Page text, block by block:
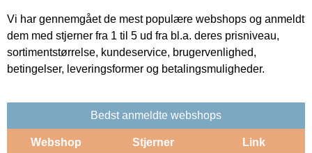
Vi har gennemgået de mest populære webshops og anmeldt
dem med stjerner fra 1 til 5 ud fra bl.a. deres prisniveau,
sortimentstørrelse, kundeservice, brugervenlighed,
betingelser, leveringsformer og betalingsmuligheder.
Bedst anmeldte webshops
Webshop Stjerner Link